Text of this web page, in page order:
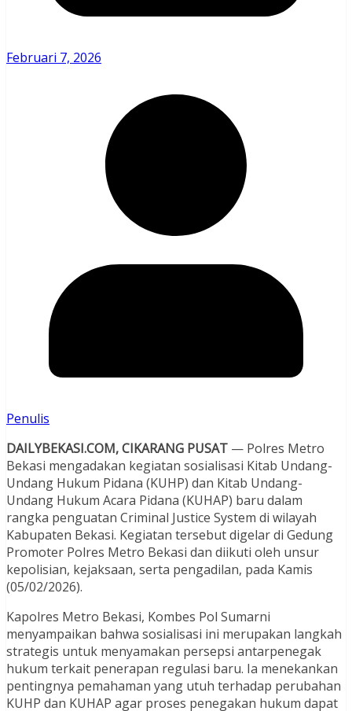
Februari 7, 2026
Penulis
DAILYBEKASI.COM, CIKARANG PUSAT — Polres Metro
Bekasi mengadakan kegiatan sosialisasi Kitab Undang-
Undang Hukum Pidana (KUHP) dan Kitab Undang-
Undang Hukum Acara Pidana (KUHAP) baru dalam
rangka penguatan Criminal Justice System di wilayah
Kabupaten Bekasi. Kegiatan tersebut digelar di Gedung
Promoter Polres Metro Bekasi dan diikuti oleh unsur
kepolisian, kejaksaan, serta pengadilan, pada Kamis
(05/02/2026).
Kapolres Metro Bekasi, Kombes Pol Sumarni
menyampaikan bahwa sosialisasi ini merupakan langkah
strategis untuk menyamakan persepsi antarpenegak
hukum terkait penerapan regulasi baru. Ia menekankan
pentingnya pemahaman yang utuh terhadap perubahan
KUHP dan KUHAP agar proses penegakan hukum dapat